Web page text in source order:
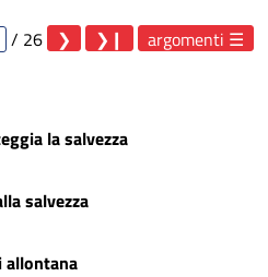
/ 26 argomenti
la salvezza
salvezza
allontana